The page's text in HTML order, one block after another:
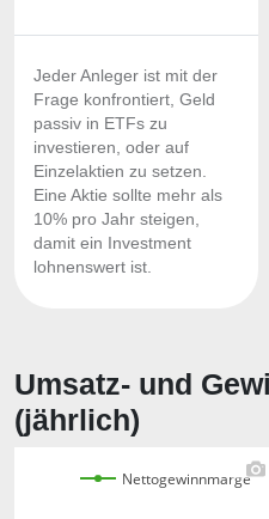
Jeder Anleger ist mit der
Frage konfrontiert, Geld
passiv in ETFs zu
investieren, oder auf
Einzelaktien zu setzen.
Eine Aktie sollte mehr als
10% pro Jahr steigen,
damit ein Investment
lohnenswert ist.
Umsatz- und
(jährlich)
Nettogewinnmarge